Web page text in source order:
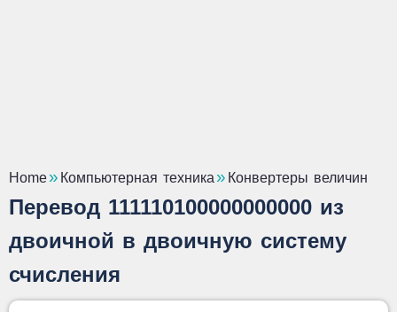
Home Компьютерная техника Конвертеры величин
Перевод 111110100000000000 из
двоичной в двоичную систему
счисления